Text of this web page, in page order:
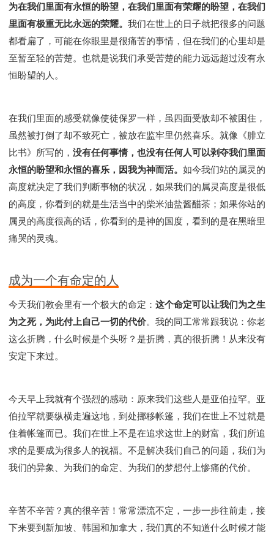
为在我们里面有永恒的盼望，在我们里面有荣耀的盼望，在我们
里面有极重无比永远的荣耀。 我们在世上的日子就把很多的问题
都看扁了，可能在你眼里是很痛苦的事情，但在我们的心里却是
至暂至轻的苦楚。也就是说我们承受苦楚的能力远远超过没有永
恒盼望的人。
在我们里面的感受就像使徒保罗一样，虽四面受敌却不被困住，
虽然被打倒了却不致死亡，被放在监牢里仍然喜乐。就像《腓立
比书》所写的， 没有任何事情，也没有任何人可以剥夺我们里面
永恒的盼望和永恒的喜乐，因我为神而活。 如今我们站的属灵的
高度就决定了我们判断事物的状况，如果我们的属灵高度是很低
的高度，你看到的就是生活当中的柴米油盐酱醋茶；如果你站的
属灵的高度很高的话，你看到的是神的国度，看到的是在黑暗里
痛哭的灵魂。
成为一个有命定的人
今天我们教会里有一个极大的命定： 这个命定可以让我们为之生
为之死，为此付上自己一切的代价。我的同工常常跟我说：你老
这么折腾，什么时候是个头呀？是折腾，真的很折腾！从来没有
安定下来过。
今天早上我就有个强烈的感动：原来我们这些人是亚伯拉罕。亚
伯拉罕就要纵横走遍这地，到处挪移帐篷，我们在世上不过就是
住着帐篷而已。我们在世上不是在追求这世上的财富，我们所追
求的是要成为很多人的祝福。不是解决我们自己的问题，我们为
我们的异象、为我们的命定、为我们的梦想付上惨痛的代价。
辛苦不辛苦？真的很辛苦！常常漂流不定，一步一步往前走，接
下来要到新加坡、韩国和加拿大，我们真的不知道什么时候才能